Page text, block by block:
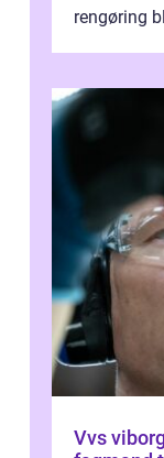
rengøring
Vvs viborg sådan vælger du den